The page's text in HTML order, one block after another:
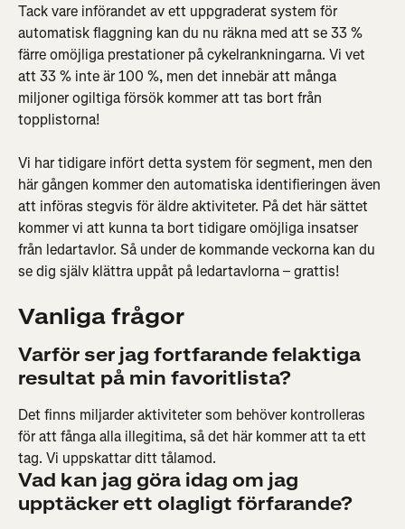
Tack vare införandet av ett uppgraderat system för
automatisk flaggning kan du nu räkna med att se 33 %
färre omöjliga prestationer på cykelrankningarna. Vi vet
att 33 % inte är 100 %, men det innebär att många
miljoner ogiltiga försök kommer att tas bort från
topplistorna!
Vi har tidigare infört detta system för segment, men den
här gången kommer den automatiska identifieringen även
att införas stegvis för äldre aktiviteter. På det här sättet
kommer vi att kunna ta bort tidigare omöjliga insatser
från ledartavlor. Så under de kommande veckorna kan du
se dig själv klättra uppåt på ledartavlorna – grattis!
Vanliga frågor
Varför ser jag fortfarande felaktiga
resultat på min favoritlista?
Det finns miljarder aktiviteter som behöver kontrolleras
för att fånga alla illegitima, så det här kommer att ta ett
tag. Vi uppskattar ditt tålamod.
Vad kan jag göra idag om jag
upptäcker ett olagligt förfarande?